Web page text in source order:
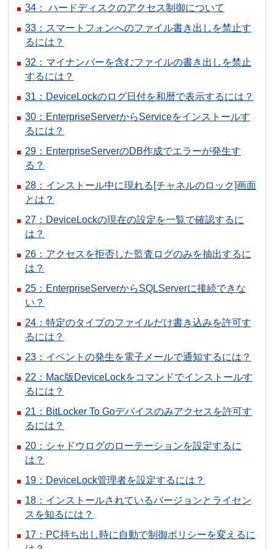
34： ハードディスクのアクセス制御について
33：スマートフォンへのファイル書き出しを禁止す
るには？
32：マイナンバーを含むファイルの書き出しを禁止
するには？
31：DeviceLockのログ日付を和暦で表示するには？
30：EnterpriseServerからServiceをインストールす
るには？
29：EnterpriseServerのDB作成でエラーが発生す
る？
28：インストール中に現れる[チャネルのロック]画面
とは？
27：DeviceLockの現在の設定を一覧で確認するに
は？
26：アクセスを拒否した監査ログのみを抽出するに
は？
25：EnterpriseServerからSQLServerに接続できな
い？
24：特定のタイプのファイルだけ書き込みを許可す
るには？
23：イベントの発生を電子メールで通知するには？
22：Mac版DeviceLockをコマンドでインストールす
るには？
21：BitLocker To Goデバイスのみアクセスを許可す
るには？
20：シャドウログのローテーションを設定するに
は？
19：DeviceLock管理者を設定するには？
18：インストールされているバージョンとライセン
スを知るには？
17：PC持ち出し時に自動で制御ポリシーを変えるに